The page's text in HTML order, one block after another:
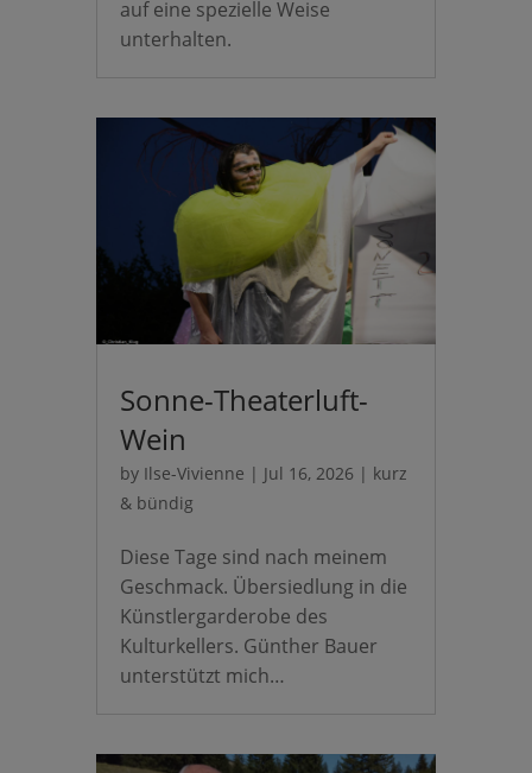
auf eine spezielle Weise
unterhalten.
Sonne-Theaterluft-
Wein
by Ilse-Vivienne | Jul 16, 2026 | kurz
& bündig
Diese Tage sind nach meinem
Geschmack. Übersiedlung in die
Künstlergarderobe des
Kulturkellers. Günther Bauer
unterstützt mich…